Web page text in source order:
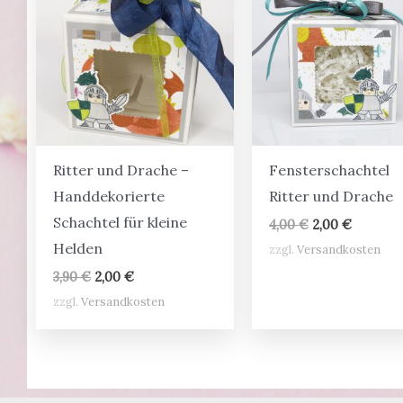
Ritter und Drache –
Handdekorierte
Schachtel für kleine
Helden
3,90€ Ursprünglicher
war:
2,00€Aktueller
ist:
zzgl.Versandkosten
Fensterschachtel
Ritter und Drache
4,00€
war:
2,00 €
ist:
zzgl. Versandkosten